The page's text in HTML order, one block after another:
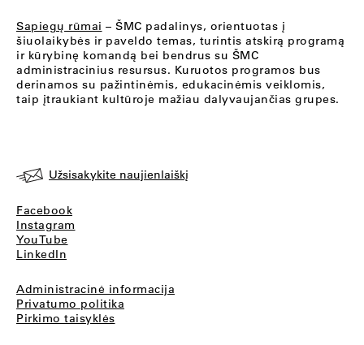
Sapiegų rūmai – ŠMC padalinys, orientuotas į
šiuolaikybės ir paveldo temas, turintis atskirą programą
ir kūrybinę komandą bei bendrus su ŠMC
administracinius resursus. Kuruotos programos bus
derinamos su pažintinėmis, edukacinėmis veiklomis,
taip įtraukiant kultūroje mažiau dalyvaujančias grupes.
Užsisakykite naujienlaiškį
Facebook
Instagram
YouTube
LinkedIn
Administracinė informacija
Privatumo politika
Pirkimo taisyklės